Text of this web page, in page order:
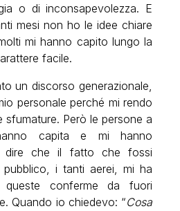
o di inconsapevolezza. E
mesi non ho le idee chiare
mi hanno capito lungo la
facile.
un discorso generazionale,
personale perché mi rendo
Però le persone a
capita e mi hanno
dire che il fatto che fossi
pubblico, i tanti aerei, mi ha
conferme da fuori
Quando io chiedevo: “Cosa